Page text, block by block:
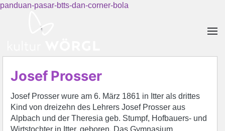
panduan-pasar-btts-dan-corner-bola
Josef Prosser
Josef Prosser wure am 6. März 1861 in Itter als drittes
Kind von dreizehn des Lehrers Josef Prosser aus
Alpbach und der Theresia geb. Stumpf, Hofbauers- und
Wirtstochter in Itter, geboren. Das Gymnasium